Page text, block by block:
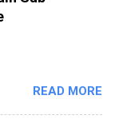
READ MORE